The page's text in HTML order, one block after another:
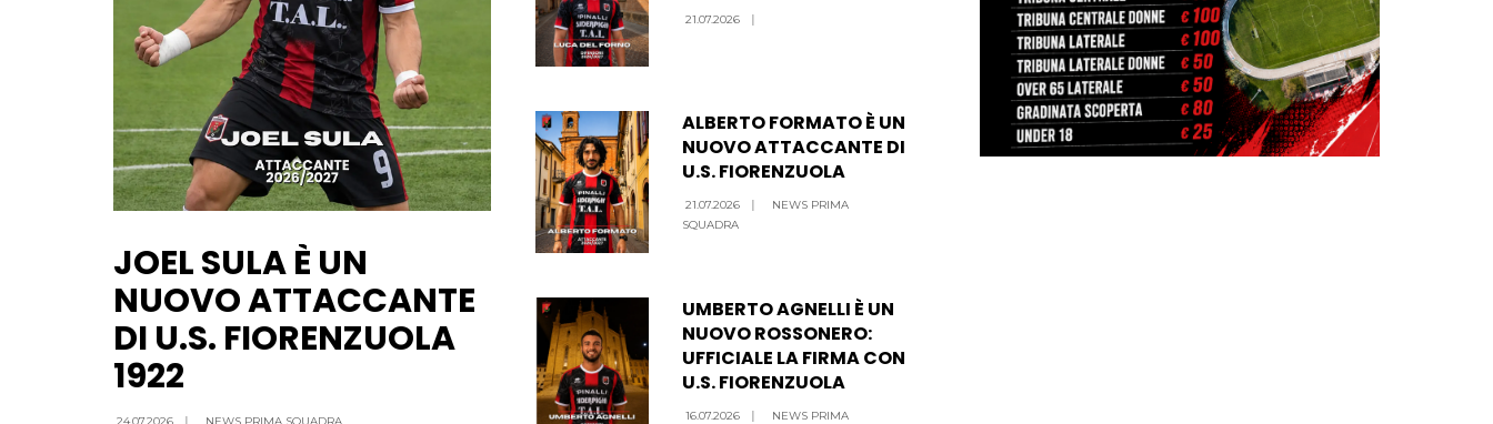
JOEL SULA È UN
NUOVO ATTACCANTE
DI U.S. FIORENZUOLA
1922
21.07.2026 |
ALBERTO FORMATO È UN
NUOVO ATTACCANTE DI
U.S. FIORENZUOLA
21.07.2026 |
NEWS PRIMA
SQUADRA
UMBERTO AGNELLI È UN
NUOVO ROSSONERO:
UFFICIALE LA FIRMA CON
U.S. FIORENZUOLA
16.07.2026 | NEWS PRIMA